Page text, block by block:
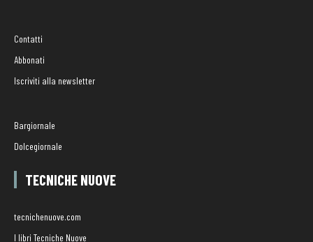
Contatti
Abbonati
Iscriviti alla newsletter
Bargiornale
Dolcegiornale
TECNICHE NUOVE
tecnichenuove.com
I libri Tecniche Nuove